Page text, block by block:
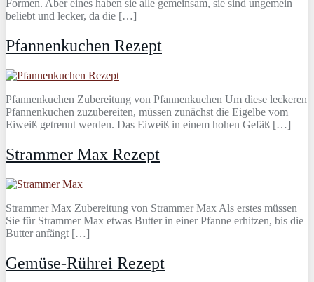
Formen. Aber eines haben sie alle gemeinsam, sie sind ungemein
beliebt und lecker, da die […]
Pfannenkuchen Rezept
Pfannenkuchen Zubereitung von Pfannenkuchen Um diese leckeren
Pfannenkuchen zuzubereiten, müssen zunächst die Eigelbe vom
Eiweiß getrennt werden. Das Eiweiß in einem hohen Gefäß […]
Strammer Max Rezept
Strammer Max Zubereitung von Strammer Max Als erstes müssen
Sie für Strammer Max etwas Butter in einer Pfanne erhitzen, bis die
Butter anfängt […]
Gemüse-Rührei Rezept